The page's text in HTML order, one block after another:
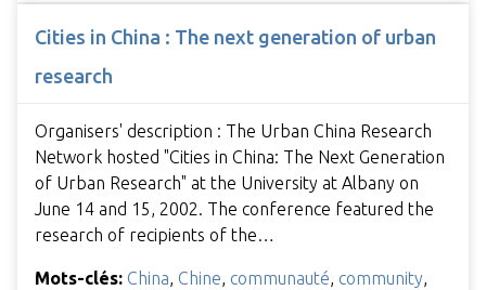
Cities in China : The next generation of urban
research
Organisers' description : The Urban China Research
Network hosted "Cities in China: The Next Generation
of Urban Research" at the University at Albany on
June 14 and 15, 2002. The conference featured the
research of recipients of the…
Mots-clés: China, Chine, communauté, community,